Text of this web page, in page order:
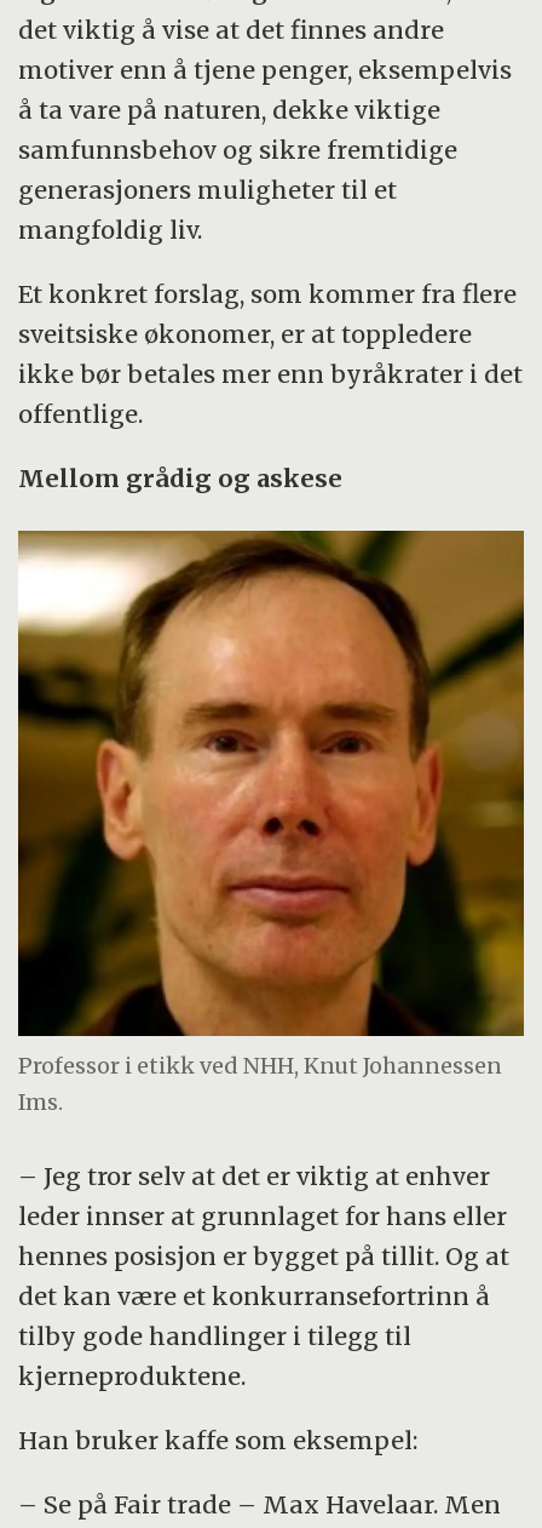
det viktig å vise at det finnes andre
motiver enn å tjene penger, eksempelvis
å ta vare på naturen, dekke viktige
samfunnsbehov og sikre fremtidige
generasjoners muligheter til et
mangfoldig liv.
Et konkret forslag, som kommer fra flere
sveitsiske økonomer, er at toppledere
ikke bør betales mer enn byråkrater i det
offentlige.
Mellom grådig og askese
Professor i etikk ved NHH, Knut Johannessen
Ims.
– Jeg tror selv at det er viktig at enhver
leder innser at grunnlaget for hans eller
hennes posisjon er bygget på tillit. Og at
det kan være et konkurransefortrinn å
tilby gode handlinger i tilegg til
kjerneproduktene.
Han bruker kaffe som eksempel:
– Se på Fair trade – Max Havelaar. Men